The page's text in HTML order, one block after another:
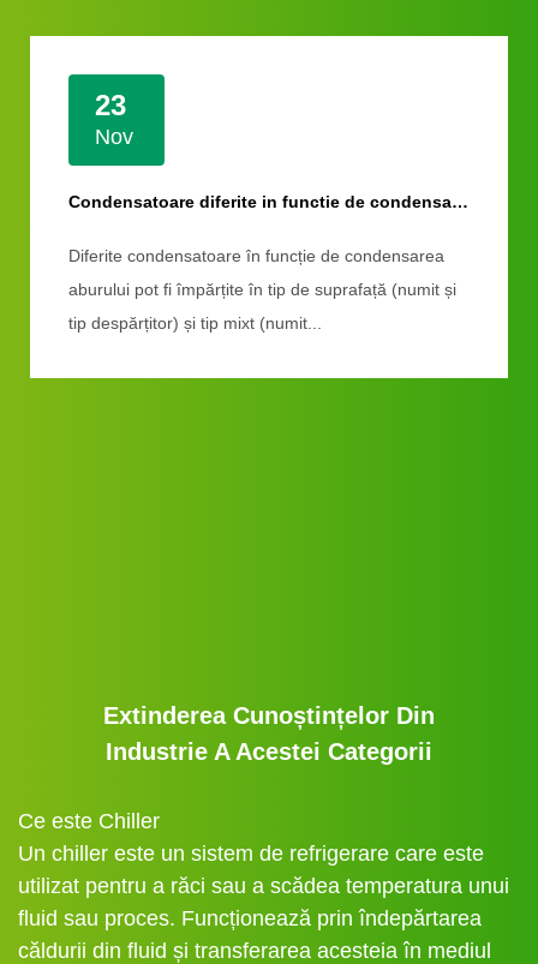
26
Oct
Răcitoarele de aer pot fi folosite pentru răcire sau condens
Răcitoarele de aer pot fi utilizate pentru răcire sau
condensare și sunt utilizate pe scară largă în:
rafinarea, condensarea vaporilor de ae...
Extinderea Cunoștințelor Din
Industrie A Acestei Categorii
Ce este Chiller
Un chiller este un sistem de refrigerare care este
utilizat pentru a răci sau a scădea temperatura unui
fluid sau proces. Funcționează prin îndepărtarea
căldurii din fluid și transferarea acesteia în mediul